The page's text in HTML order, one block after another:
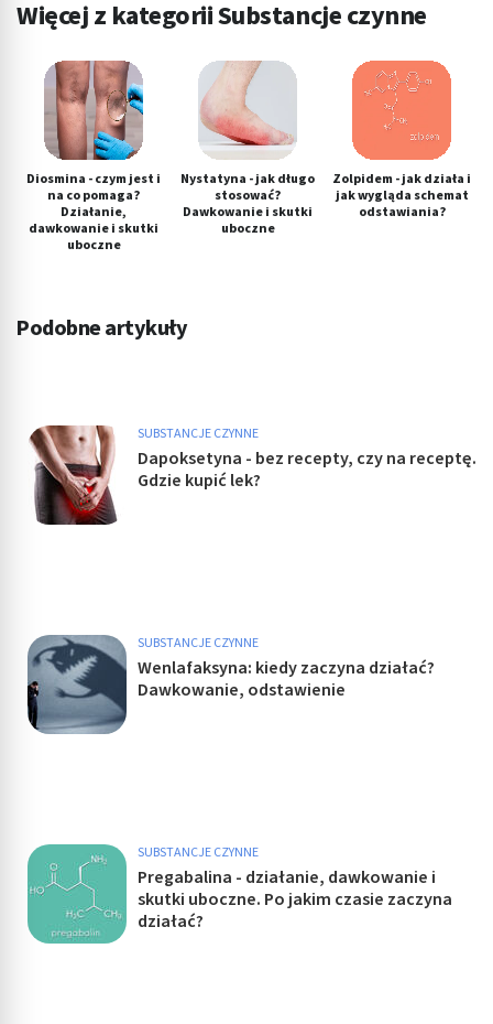
Więcej z kategorii Substancje czynne
Diosmina - czym jest i
na co pomaga?
Działanie,
dawkowanie i skutki
uboczne
Nystatyna - jak długo
stosować?
Dawkowanie i skutki
uboczne
Zolpidem - jak działa i
jak wygląda schemat
odstawiania?
Podobne artykuły
SUBSTANCJE CZYNNE
Dapoksetyna - bez recepty, czy na receptę.
Gdzie kupić lek?
SUBSTANCJE CZYNNE
Wenlafaksyna: kiedy zaczyna działać?
Dawkowanie, odstawienie
SUBSTANCJE CZYNNE
Pregabalina - działanie, dawkowanie i
skutki uboczne. Po jakim czasie zaczyna
działać?